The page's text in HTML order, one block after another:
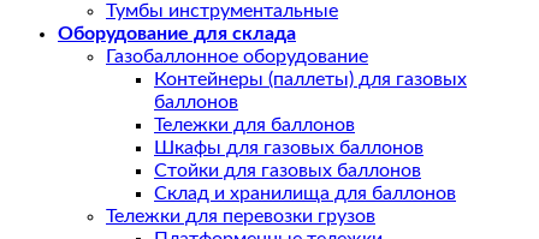
Тумбы инструментальные
Оборудование для склада
Газобаллонное оборудование
Контейнеры (паллеты) для газовых
баллонов
Тележки для баллонов
Шкафы для газовых баллонов
Стойки для газовых баллонов
Склад и хранилища для баллонов
Тележки для перевозки грузов